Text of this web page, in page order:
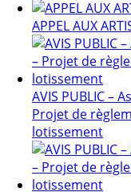
APPEL AUX
AVIS PUBLIC –
Projet de
lotissement